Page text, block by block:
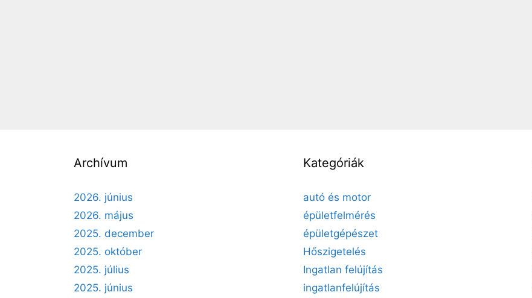
Archívum
2026. június
2026. május
2025. december
2025. október
2025. július
2025. június
Kategóriák
autó és motor
épületfelmérés
épületgépészet
Hőszigetelés
Ingatlan felújítás
ingatlanfelújítás